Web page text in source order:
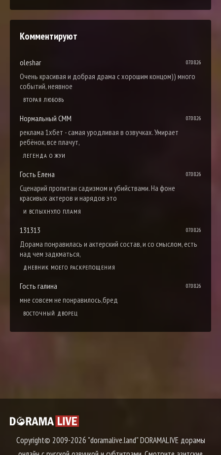
Комментируют
oleshar 07.08.26
Очень красивая и добрая драма с хорошим концом)) много
событий, неявное
ВТОРАЯ ЛЮБОВЬ
Нормальный СММ 07.08.26
реклама 1хбет - самая уродливая в озвучках. Умирает
ребёнок, все плачут,
ЛЕГЕНДА О ЖУИ
Гость Елена 07.08.26
Сценарий пропитан садизмом и убийствами. На фоне
красивых актеров и нарядов это
И ВСПЫХНУЛО ПЛАМЯ
131313 07.08.26
Дорама понравилась и актерский состав, и со смыслом, есть
над чем задкматься,
ДНЕВНИК МОЕГО РАСКРЕПОЩЕНИЯ
Гость галина 07.08.26
мне совсем не понравилось,бред
ВОСТОЧНЫЙ ДВОРЕЦ
Copyright© 2009-2026 "doramalive.land" DORAMALIVE дорамы